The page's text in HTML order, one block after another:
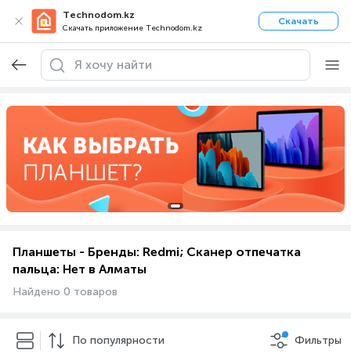
Technodom.kz
Скачать приложение Technodom.kz
Скачать
Планшеты - Бренды: Redmi; Сканер отпечатка
пальца: Нет в Алматы
Найдено 0 товаров
По популярности Фильтры